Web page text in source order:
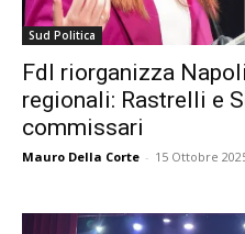
Sud Politica
FdI riorganizza
regionali: Rastrelli e
commissari
Mauro Della Corte - 15 Ottobre